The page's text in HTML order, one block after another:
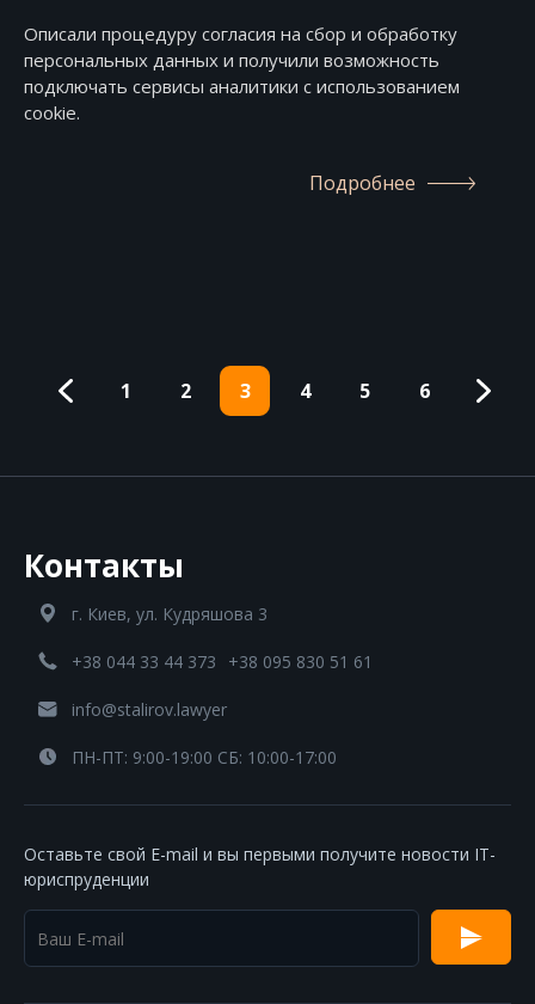
Описали процедуру согласия на сбор и обработку
персональных данных и получили возможность
подключать сервисы аналитики с использованием
cookie.
Подробнее
1 2 3 4 5 6
Контакты
г. Киев, ул. Кудряшова 3
+38 044 33 44 373 +38 095 830 51 61
info@stalirov.lawyer
ПН-ПТ: 9:00-19:00 СБ: 10:00-17:00
Оставьте свой E-mail и вы первыми получите новости IT-
юриспруденции